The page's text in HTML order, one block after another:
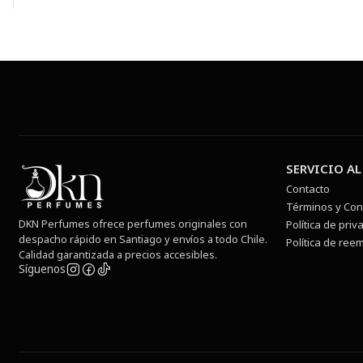
DKN Perfumes ofrece perfumes originales con
despacho rápido en Santiago y envíos a todo Chile.
Calidad garantizada a precios accesibles.
Síguenos
SERVICIO
Contacto
Términos y
Política de
Política de